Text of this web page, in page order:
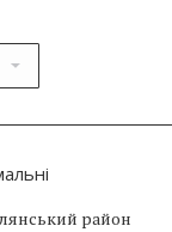
район